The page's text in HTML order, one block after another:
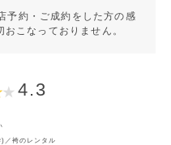
予約・ご成約をした方の感
こなっておりません。
4.3
／袴のレンタル